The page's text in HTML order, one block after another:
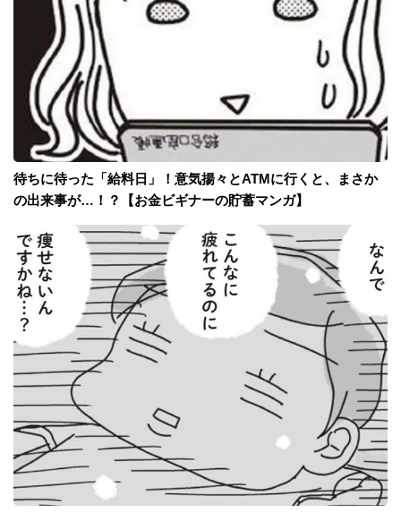
待ちに待った「給料日」！意気揚々とATMに行くと、まさか
の出来事が…！？【お金ビギナーの貯蓄マンガ】